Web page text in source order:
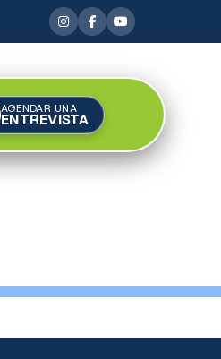
AGENDAR UNA
ENTREVISTA